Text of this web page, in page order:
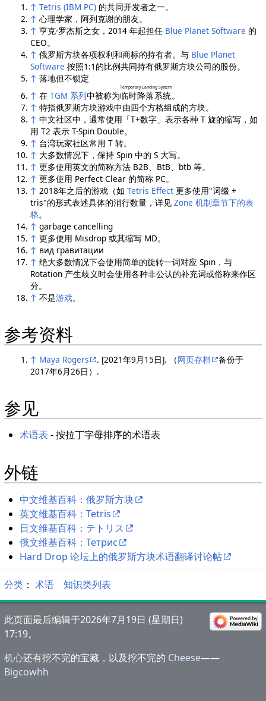
↑ Tetris (IBM PC)的共同开发者之一。
↑ 心理学家，阿列克谢的朋友。
↑ 亨克·罗杰斯之女，2014 年起担任 Blue Planet Software 的
CEO。
↑ 俄罗斯方块各项权利和商标的持有者。与 Blue Planet
Software 按照1:1的比例共同持有俄罗斯方块公司的股份。
↑ 落地但不锁定
↑ 在 TGM 系列中被称为临时降落系统
Temporary Landing System
。
↑ 特指俄罗斯方块游戏中由四个方格组成的方块。
↑ 中文社区中，通常使用「T+数字」表示各种 T 旋的缩写，如
用 T2 表示 T-Spin Double。
↑ 台湾玩家社区常用 T 转。
↑ 大多数情况下，保持 Spin 中的 S 大写。
↑ 更多使用英文的简称方法 B2B、BtB、btb 等。
↑ 更多使用 Perfect Clear 的简称 PC。
↑ 2018年之后的游戏（如 Tetris Effect更多使用"词缀 +
tris"的形式表述具体的消行数量，详见 Zone 机制章节下的表
格。
↑ garbage cancelling
↑ 更多使用 Misdrop 或其缩写 MD。
↑ вид гравитации
↑ 绝大多数情况下会使用简单的旋转一词对应 Spin，与
Rotation 产生歧义时会使用各种非公认的补充词或俗称来作区
分。
↑ 不是游戏。
参考资料
↑ Maya Rogers . [2021年9月15日]. （网页存档
备份于
2017年6月26日）.
参见
术语表 - 按拉丁字母排序的术语表
外链
中文维基百科：俄罗斯方块
英文维基百科：Tetris
日文维基百科：テトリス
俄文维基百科：Тетрис
Hard Drop 论坛上的俄罗斯方块术语翻译讨论帖
分类 ：​ 术语 知识类列表
此页面最后编辑于2026年7月19日 (星期日)
17:19。
机心还有挖不完的宝藏，以及挖不完的 Cheese——
Bigcowhh